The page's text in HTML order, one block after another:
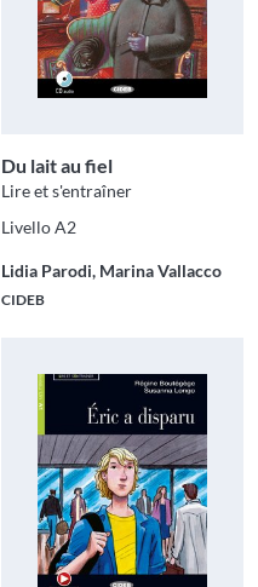
Du lait au fiel
Lire et s'entraîner
Livello A2
Lidia Parodi, Marina Vallacco
CIDEB